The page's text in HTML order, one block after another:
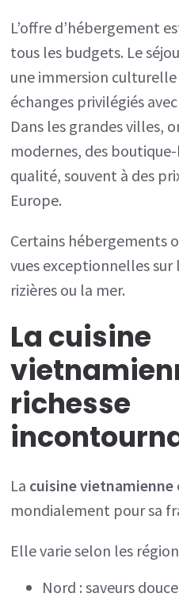
L’offre d’hébergement
tous les budgets. Le
une immersion
échanges privilégiés
Dans les grandes villes,
modernes, des
qualité, souvent à des
Europe.
Certains hébergements
vues exceptionnelles
rizières ou la mer.
La cuisine
richesse
La cuisine vietnamienne
mondialement pour sa
Elle varie selon les
Nord : saveurs